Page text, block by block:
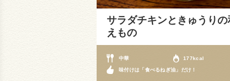
サラダチキンときゅうりの
えもの
中華 177kcal
味付けは「食べるねぎ油」だけ！